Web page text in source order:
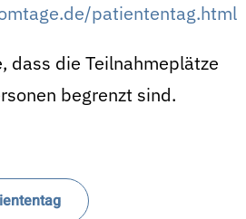
patiententag.html
dass die Teilnahmeplätze
begrenzt sind.